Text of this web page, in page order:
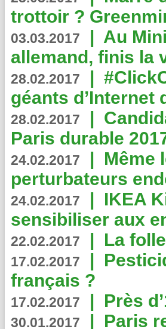
trottoir ?
03.03.2017 | Au
allemand, finis la
28.02.2017 |
géants d’Internet
28.02.2017 |
Paris durable
24.02.2017 | Même
perturbateurs
24.02.2017 | IKEA
sensibiliser aux
22.02.2017 | La
17.02.2017 |
français ?
17.02.2017 | Près
30.01.2017 | Paris